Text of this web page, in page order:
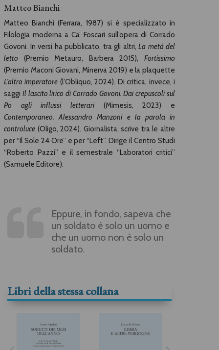
Matteo Bianchi
Matteo Bianchi (Ferrara, 1987) si è specializzato in
Filologia moderna a Ca’ Foscari sull’opera di Corrado
Govoni. In versi ha pubblicato, tra gli altri, La metà del
letto (Premio Metauro, Barbera 2015), Fortissimo
(Premio Maconi Giovani, Minerva 2019) e la plaquette
L’altro imperatore (l’Obliquo, 2024). Di critica, invece, i
saggi Il lascito lirico di Corrado Govoni. Dai crepuscoli sul
Po agli influssi letterari(Mimesis, 2023) e
Contemporaneo. Alessandro Manzoni e la parola in
controluce (Oligo, 2024). Giornalista, scrive tra le altre
per “Il Sole 24 Ore” e per “Left”. Dirige il Centro Studi
“Roberto Pazzi” e il semestrale “Laboratori critici”
(Samuele Editore).
Eppure, in fondo, sapeva che
un soldato è solo un uomo e
che un uomo non è solo un
soldato.
Libri della stessa collana